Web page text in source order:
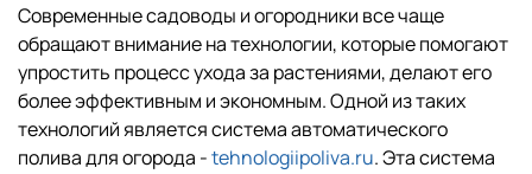
Современные садоводы и огородники все чаще
обращают внимание на технологии, которые помогают
упростить процесс ухода за растениями, делают его
более эффективным и экономным. Одной из таких
технологий является система автоматического
полива для огорода -tehnologiipoliva.ru. Эта система